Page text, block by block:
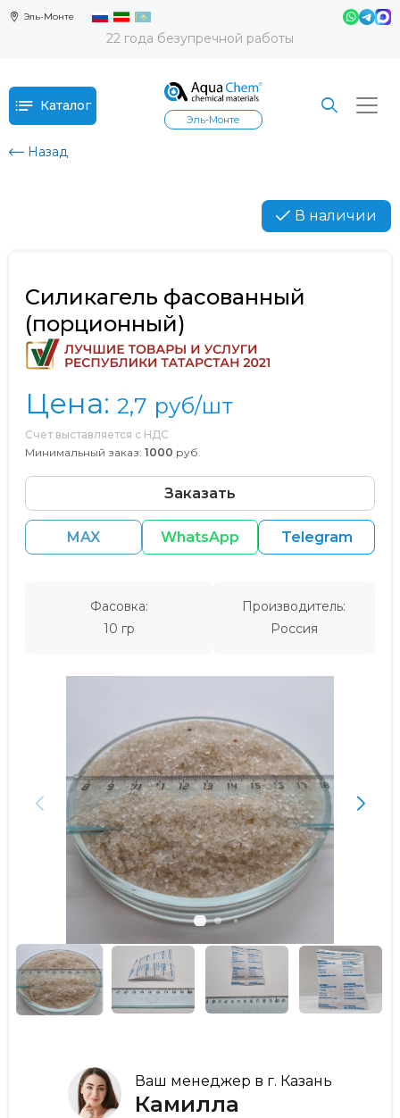
Эль-Монте
22 года безупречной работы
Каталог
Эль-Монте
Назад
В наличии
Ваш менеджер в г. Казань
Камилла
Силикагель фасованный
(порционный)
Цена: 2,7 руб/шт
Счет выставляется с НДС
Минимальный заказ: 1000 руб.
Заказать
MAX WhatsApp Telegram
Фасовка:
10 гр
Производитель:
Россия